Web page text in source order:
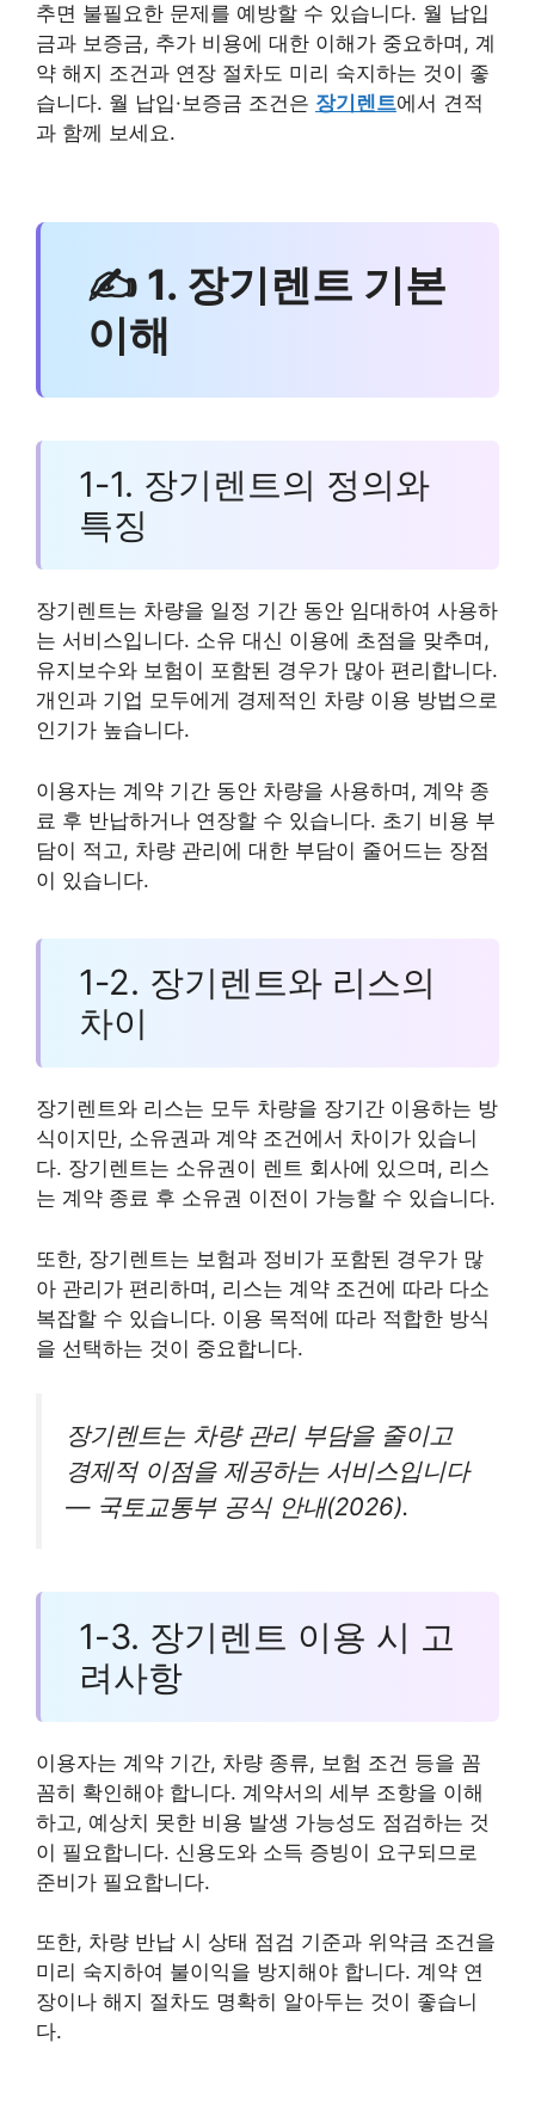
추면 불필요한 문제를 예방할 수 있습니다. 월 납입
금과 보증금, 추가 비용에 대한 이해가 중요하며, 계
약 해지 조건과 연장 절차도 미리 숙지하는 것이 좋
습니다. 월 납입·보증금 조건은 장기렌트에서 견적
과 함께 보세요.
✍ 1. 장기렌트 기본
이해
1-1. 장기렌트의 정의와
특징
장기렌트는 차량을 일정 기간 동안 임대하여 사용하
는 서비스입니다. 소유 대신 이용에 초점을 맞추며,
유지보수와 보험이 포함된 경우가 많아 편리합니다.
개인과 기업 모두에게 경제적인 차량 이용 방법으로
인기가 높습니다.
이용자는 계약 기간 동안 차량을 사용하며, 계약 종
료 후 반납하거나 연장할 수 있습니다. 초기 비용 부
담이 적고, 차량 관리에 대한 부담이 줄어드는 장점
이 있습니다.
1-2. 장기렌트와 리스의
차이
장기렌트와 리스는 모두 차량을 장기간 이용하는 방
식이지만, 소유권과 계약 조건에서 차이가 있습니
다. 장기렌트는 소유권이 렌트 회사에 있으며, 리스
는 계약 종료 후 소유권 이전이 가능할 수 있습니다.
또한, 장기렌트는 보험과 정비가 포함된 경우가 많
아 관리가 편리하며, 리스는 계약 조건에 따라 다소
복잡할 수 있습니다. 이용 목적에 따라 적합한 방식
을 선택하는 것이 중요합니다.
장기렌트는 차량 관리 부담을 줄이고
경제적 이점을 제공하는 서비스입니다
— 국토교통부 공식 안내(2026).
1-3. 장기렌트 이용 시 고
려사항
이용자는 계약 기간, 차량 종류, 보험 조건 등을 꼼
꼼히 확인해야 합니다. 계약서의 세부 조항을 이해
하고, 예상치 못한 비용 발생 가능성도 점검하는 것
이 필요합니다. 신용도와 소득 증빙이 요구되므로
준비가 필요합니다.
또한, 차량 반납 시 상태 점검 기준과 위약금 조건을
미리 숙지하여 불이익을 방지해야 합니다. 계약 연
장이나 해지 절차도 명확히 알아두는 것이 좋습니
다.